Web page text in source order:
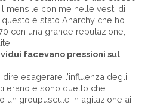
mensile con me nelle vesti di
è stato Anarchy che ho
con una grande reputazione,
facevano pressioni sul
esagerare l’influenza degli
erano e sono quello che i
un groupuscule in agitazione ai